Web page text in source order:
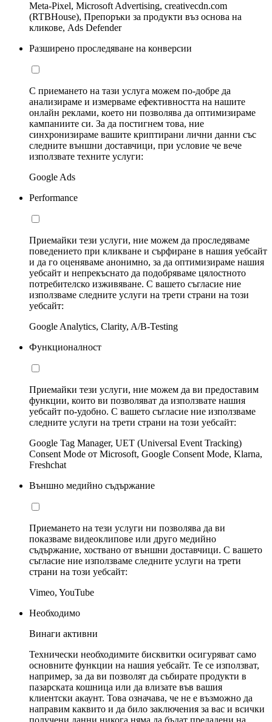
Meta-Pixel, Microsoft Advertising, creativecdn.com
(RTBHouse), Препоръки за продукти въз основа на
кликове, Ads Defender
Разширено проследяване на конверсии
С приемането на тази услуга можем по-добре да
анализираме и измерваме ефективността на нашите
онлайн реклами, което ни позволява да оптимизираме
кампаниите си. За да постигнем това, ние
синхронизираме вашите криптирани лични данни със
следните външни доставчици, при условие че вече
използвате техните услуги:
Google Ads
Performance
Приемайки тези услуги, ние можем да проследяваме
поведението при кликване и сърфиране в нашия уебсайт
и да го оценяваме анонимно, за да оптимизираме нашия
уебсайт и непрекъснато да подобряваме цялостното
потребителско изживяване. С вашето съгласие ние
използваме следните услуги на трети страни на този
уебсайт:
Google Analytics, Clarity, A/B-Testing
Функционалност
Приемайки тези услуги, ние можем да ви предоставим
функции, които ви позволяват да използвате нашия
уебсайт по-удобно. С вашето съгласие ние използваме
следните услуги на трети страни на този уебсайт:
Google Tag Manager, UET (Universal Event Tracking)
Consent Mode от Microsoft, Google Consent Mode, Klarna,
Freshchat
Външно медийно съдържание
Приемането на тези услуги ни позволява да ви
показваме видеоклипове или друго медийно
съдържание, хоствано от външни доставчици. С вашето
съгласие ние използваме следните услуги на трети
страни на този уебсайт:
Vimeo, YouTube
Необходимо
Винаги активни
Технически необходимите бисквитки осигуряват само
основните функции на нашия уебсайт. Те се използват,
например, за да ви позволят да събирате продукти в
пазарската кошница или да влизате във вашия
клиентски акаунт. Това означава, че не е възможно да
направим каквито и да било заключения за вас и всички
получени данни никога няма да бъдат предадени на